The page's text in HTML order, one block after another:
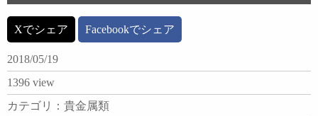
Xでシェア Facebookでシェア
2018/05/19
1396 view
カテゴリ：貴金属類